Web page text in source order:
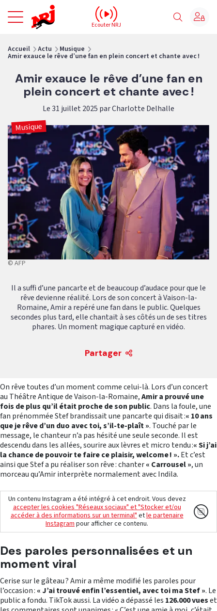
NRJ - Accueil
Ecouter NRJ
Accueil Actu Musique
Amir exauce le rêve d’une fan en plein concert et chante avec !
Amir exauce le rêve d’une fan en
plein concert et chante avec !
Le 31 juillet 2025 par Charlotte Delhalle
Musique
© AFP
Il a suffi d’une pancarte et de beaucoup d’audace pour que le
rêve devienne réalité. Lors de son concert à Vaison-la-
Romaine, Amir a repéré une fan dans le public. Quelques
secondes plus tard, elle chantait à ses côtés un de ses titres
phares. Un moment magique capturé en vidéo.
Partager
On rêve toutes d’un moment comme celui-là. Lors d’un concert
au Théâtre Antique de Vaison-la-Romaine,Amir a prouvé une
fois de plus qu’il était proche de son public. Dans la foule, une
fan prénommée Stef brandissait une pancarte qui disait :« 10 ans
que je rêve d’un duo avec toi, s’il-te-plaît ». Touché par le
message, le chanteur n’a pas hésité une seule seconde. Il est
descendu dans les allées, sourire aux lèvres et micro tendu :« Si j’ai
la chance de pouvoir te faire ce plaisir, welcome ! ».Et c’est
ainsi que Stef a pu réaliser son rêve : chanter« Carrousel », un
morceau qu’Amir interprète normalement avec Indila.
Un contenu Instagram a été intégré à cet endroit. Vous devez
accepter les cookies "Réseaux sociaux" et "Stocker et/ou
accéder à des informations sur un terminal"etle partenaire
Instagrampour afficher ce contenu.
Des paroles personnalisées et un
moment viral
Cerise sur le gâteau ? Amir a même modifié les paroles pour
l’occasion : « J’ai trouvé enfin l’essentiel, avec toi ma Stef ». Le
public a fondu. TikTok aussi. La vidéo a dépassé les 126.000 vueset